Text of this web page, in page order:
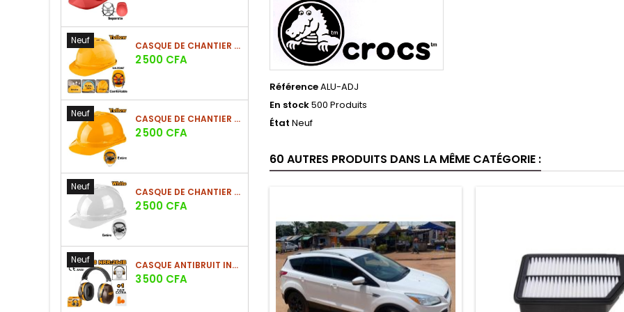
Neuf CASQUE DE CHANTIER JAUNE EN PE 380G - SUSPENSION 6 POINTS
Prix
2 500 CFA
Neuf CASQUE DE CHANTIER JAUNE EN PE 380G - SUSPENSION 8 POINTS
Prix
2 500 CFA
Neuf CASQUE DE CHANTIER BLANC EN PE 380G
Prix
2 500 CFA
Neuf CASQUE ANTIBRUIT INDUSTRIEL SNR 33DB - NRR 28DB AVEC BOUCHONS D'OREILLE INCLUS
Prix
3 500 CFA
RéférenceALU-ADJ
En stock500 Produits
État Neuf
60 AUTRES PRODUITS DANS LA MÊME CATÉGORIE :